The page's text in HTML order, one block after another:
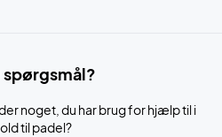
spørgsmål?
noget, du har brug for hjælp til i
til padel?